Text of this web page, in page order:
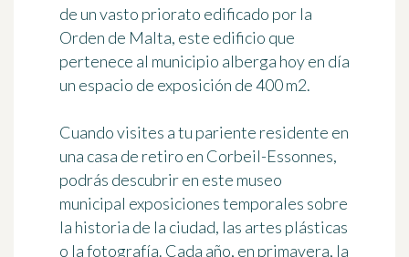
de un vasto priorato edificado por la
Orden de Malta, este edificio que
pertenece al municipio alberga hoy en día
un espacio de exposición de 400 m2.
Cuando visites a tu pariente residente en
una casa de retiro en Corbeil-Essonnes,
podrás descubrir en este museo
municipal exposiciones temporales sobre
la historia de la ciudad, las artes plásticas
o la fotografía. Cada año, en primavera, la